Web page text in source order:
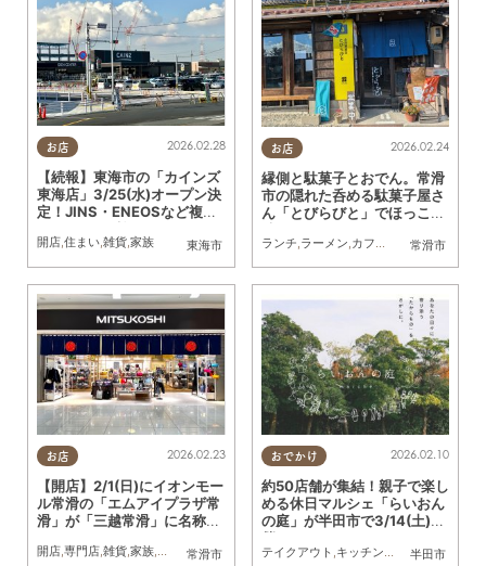
お店
東海市
2026.02.28
【続報】東海市の「カインズ
東海店」3/25(水)オープン決
定！JINS・ENEOSなど複数
開店,住まい,雑貨,家族
お店
常滑市
2026.02.24
縁側と駄菓子とおでん。常滑
市の隠れた呑める駄菓子屋さ
ん「とびらびと」でほっこり
時間を過ごしてきた
ランチ,ラーメン,カフェ 雑貨,行ってみた
お店
常滑市
2026.02.23
【開店】2/1(日)にイオンモー
ル常滑の「エムアイプラザ常
滑」が「三越常滑」に名称変
開店,専門店,雑貨,家族,おひとりさま
おでかけ
半田市
2026.02.10
約50店舗が集結！親子で楽し
める休日マルシェ「らいおん
の庭」が半田市で3/14(土)開
催
テイクアウト キッチンカー 雑貨,イベント